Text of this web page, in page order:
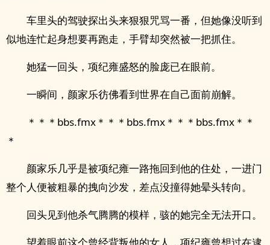
车里头的驾驶探出头来狠狠咒骂一番，但她像没听到
似地连忙起身想要再跑走，手臂却突然被一把抓住。
她猛一回头，项纪雍盛怒的脸庞已在眼前。
一瞬间，颜家乐彷佛看到世界在自己面前崩解。
＊＊＊bbs.fmx＊＊＊bbs.fmx＊＊＊bbs.fmx＊＊
＊
颜家乐几乎是被项纪雍一路拖回到他的住处，一进门
整个人便被粗暴的拽向沙发，差点没撞得她晕头转向。
回头见到他杀气腾腾的模样，骇的她完全无法开口。